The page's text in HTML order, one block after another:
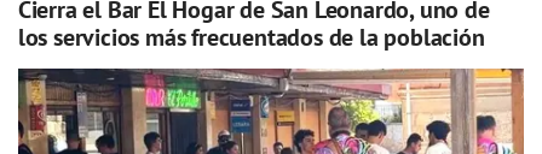
Cierra el Bar El Hogar de San Leonardo, uno de
los servicios más frecuentados de la población